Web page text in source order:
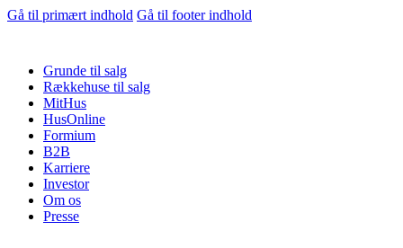
Gå til primært indhold Gå til footer indhold
Grunde til salg
Rækkehuse til salg
MitHus
HusOnline
Formium
B2B
Karriere
Investor
Om os
Presse